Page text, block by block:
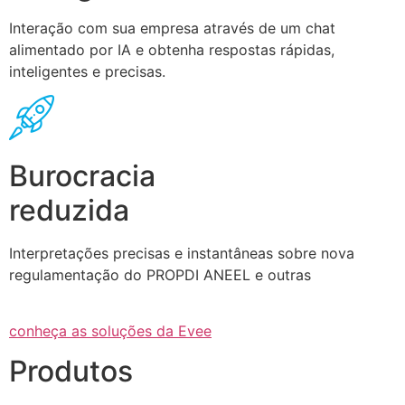
Interação com sua empresa através de um chat
alimentado por IA e obtenha respostas rápidas,
inteligentes e precisas.
Burocracia
reduzida
Interpretações precisas e instantâneas sobre nova
regulamentação do PROPDI ANEEL e outras
conheça as soluções da Evee
Produtos